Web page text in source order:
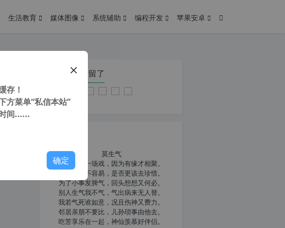
生活教育 媒体图像 系统辅助 编程开发 苹果安卓
更多
国
您在本页停留了
莫生气
人生就像一场戏，因为有缘才相聚。
相扶到老不容易，是否更该去珍惜。
为了小事发脾气，回头想想又何必。
别人生气我不气，气出病来无人替。
我若气死谁如意，况且伤神又费力。
邻居亲朋不要比，儿孙琐事由他去。
吃苦享乐在一起，神仙羡慕好伴侣。
存！
方菜单“私信本站”
间......
确定